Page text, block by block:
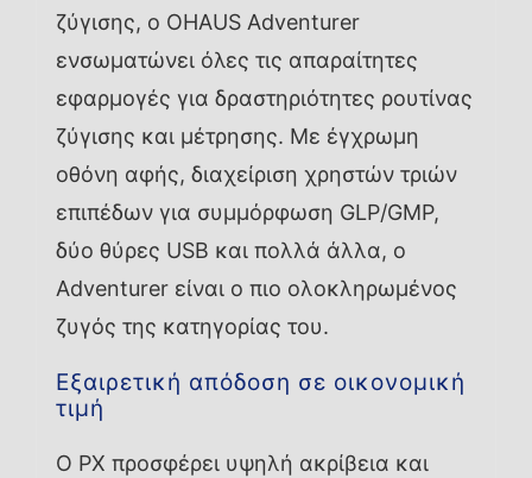
ζύγισης, ο OHAUS Adventurer
ενσωματώνει όλες τις απαραίτητες
εφαρμογές για δραστηριότητες ρουτίνας
ζύγισης και μέτρησης. Με έγχρωμη
οθόνη αφής, διαχείριση χρηστών τριών
επιπέδων για συμμόρφωση GLP/GMP,
δύο θύρες USB και πολλά άλλα, ο
Adventurer είναι ο πιο ολοκληρωμένος
ζυγός της κατηγορίας του.
Εξαιρετική απόδοση σε οικονομική
τιμή
Ο PX προσφέρει υψηλή ακρίβεια και